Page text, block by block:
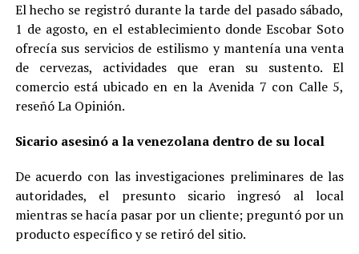
El hecho se registró durante la tarde del pasado sábado,
1 de agosto, en el establecimiento donde Escobar Soto
ofrecía sus servicios de estilismo y mantenía una venta
de cervezas, actividades que eran su sustento. El
comercio está ubicado en en la Avenida 7 con Calle 5,
reseñó La Opinión.
Sicario asesinó a la venezolana dentro de su local
De acuerdo con las investigaciones preliminares de las
autoridades, el presunto sicario ingresó al local
mientras se hacía pasar por un cliente; preguntó por un
producto específico y se retiró del sitio.